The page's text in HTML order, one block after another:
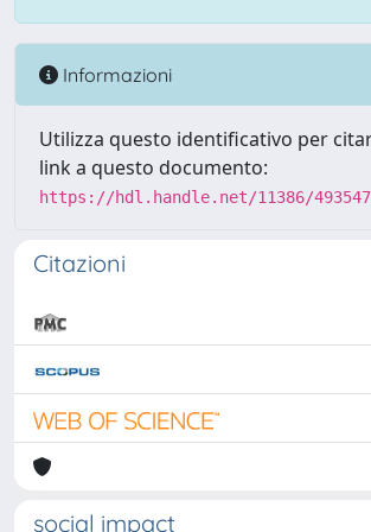
Informazioni
Utilizza questo identificativo per
link a questo documento:
https://hdl.handle.net/11386/
Citazioni
social impact